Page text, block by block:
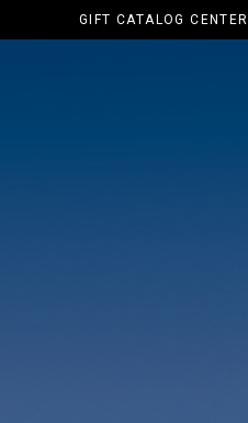
GIFT CATALOG CENTER